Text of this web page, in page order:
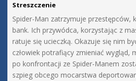
Streszczenie
Spider-Man zatrzymuje przestępców,
bank. Ich przywódca, korzystając z
ratuje się ucieczką. Okazuje się nim
człowiek potrafiący zmieniać wygląd,
po konfrontacji ze Spider-Manem
szpieg obcego mocarstwa